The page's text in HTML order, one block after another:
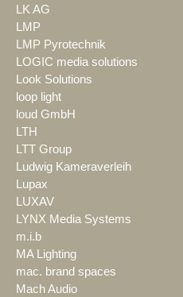
LK AG
LMP
LMP Pyrotechnik
LOGIC media solutions
Look Solutions
loop light
loud GmbH
LTH
LTT Group
Ludwig Kameraverleih
Lupax
LUXAV
LYNX Media Systems
m.i.b
MA Lighting
mac. brand spaces
Mach Audio